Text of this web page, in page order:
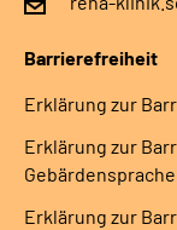
Barrierefreiheit
Erklärung zur
Erklärung zur
Gebärdensprache
Erklärung zur